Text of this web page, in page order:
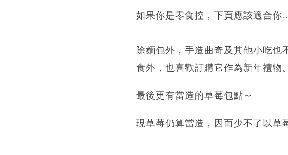
如果你是零食控，下頁應該適合你
除麵包外，手造曲奇及其他小吃也
食外，也喜歡訂購它作為新年禮物。
最後更有當造的草莓包點～
現草莓仍算當造，因而少不了以草